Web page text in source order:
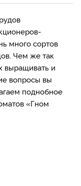
много сортов
Чем же так
выращивать и
вопросы вы
поднобное
«Гном